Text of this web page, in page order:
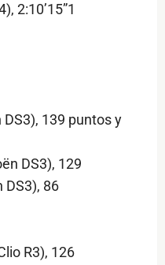
2:10’15”1
139 puntos y
DS3), 129
DS3), 86
R3), 126